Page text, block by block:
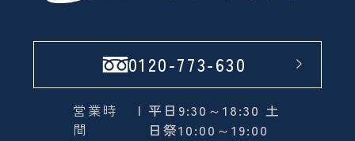
0120-773-630
営業時
間
| 平日9:30～18:30 土
日祭10:00～19:00